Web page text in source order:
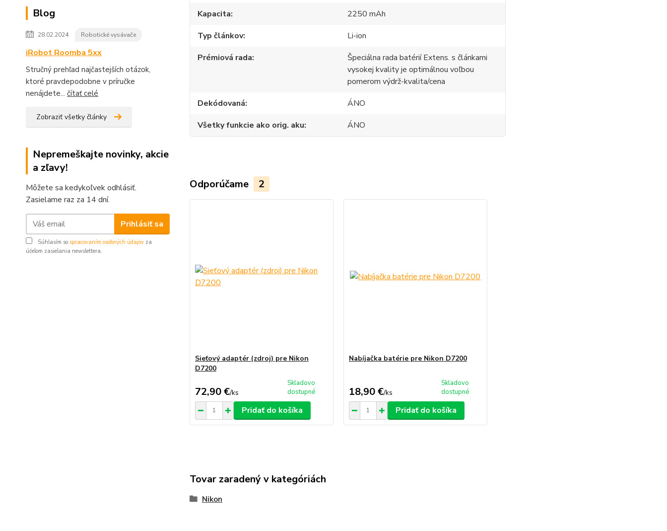
Blog
28.02.2024 Robotické vysávače
iRobot Roomba 5xx
Stručný prehľad najčastejších otázok,
ktoré pravdepodobne v príručke
nenájdete... čítať celé
Zobraziť všetky články
Nepremeškajte novinky, akcie
a zľavy!
Môžete sa kedykoľvek odhlásiť.
Zasielame raz za 14 dní.
Prihlásiť sa
Súhlasím so spracovaním osobných údajov za
účelom zasielania newslettera.
Kapacita
2250 mAh
Typ článkov
Li-ion
Prémiová rada
Špeciálna rada batérií Extens. s článkami
vysokej kvality je optimálnou voľbou
pomerom výdrž-kvalita/cena
Dekódovaná
ÁNO
Všetky funkcie ako orig. aku
ÁNO
Odporúčame 2
Sieťový adaptér (zdroj) pre Nikon
D7200
72,90 €/ks
Skladovo
dostupné
Pridať do košíka
Nabíjačka batérie pre Nikon D7200
18,90 €/ks
Skladovo
dostupné
Pridať do košíka
Tovar zaradený v kategóriách
Nikon